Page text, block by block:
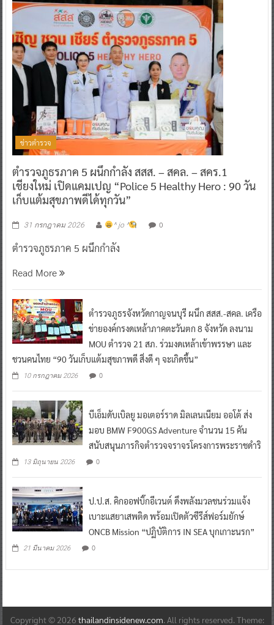
ข่าวตำรวจ
ตำรวจภูธรภาค 5 ผนึกกำลัง สสส. – สคล. – สคร.1
เชียงใหม่ เปิดแคมเปญ “Police 5 Healthy Hero : 90 วัน
เก็บแต้มสุขภาพดีได้ทุกวัน”
31 กรกฎาคม 2026 ^ jo ^ 0
ตำรวจภูธรภาค 5 ผนึกกำลัง
Read More
ตำรวจภูธรจังหวัดกาญจนบุรี ผนึก สสส.-สคล. เครือ
ข่ายองค์กรงดเหล้าภาคตะวันตก 8 จังหวัด ลงนาม
MOU ตำรวจ 21 สภ. ร่วมงดเหล้าเข้าพรรษา และ
ชวนคนไทย “90 วันเก็บแต้มสุขภาพดี สิ่งดี ๆ จะเกิดขึ้น”
10 กรกฎาคม 2026 0
บีเอ็มดับเบิลยู มอเตอร์ราด มิลเลนเนียม ออโต้ ส่ง
มอบ BMW F900GS Adventure จำนวน 15 คัน
สนับสนุนภารกิจตำรวจจราจรโครงการพระราชดำริ
13 มิถุนายน 2026 0
ป.ป.ส. คิกออฟบิ๊กอีเวนต์ ดึงพลังมวลชนร่วมแจ้ง
เบาะแสยาเสพติด พร้อมเปิดตัวซีรีส์ฟอร์มยักษ์
ONCB Mission “ปฏิบัติการ IN SEA บุกเกาะนรก”
21 มีนาคม 2026 0
Copyright © 2026 thailandinsidenew.com. All rights reserved. Theme: